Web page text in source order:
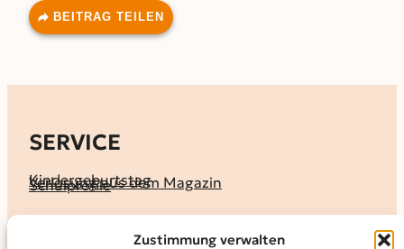
Zustimmung verwalten
BEITRAG TEILEN
SERVICE
Kindergeburtstag
Verlosung aus dem Magazin
Schulprofile
KALENDER